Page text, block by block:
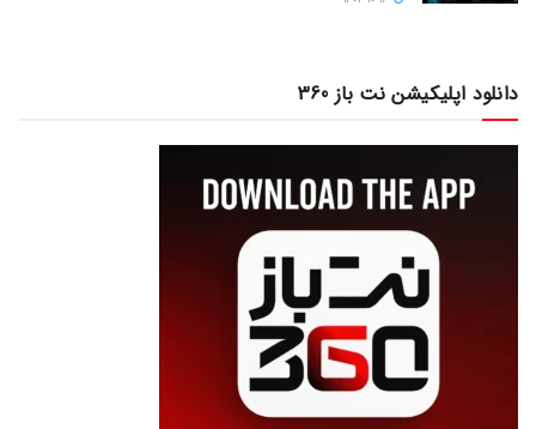
دانلود اپلیکیشن نت باز 360